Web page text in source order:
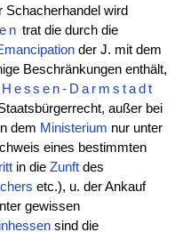
wird
trat die durch die
der J. mit dem
Beschränkungen enthält,
Hessen-Darmstadt
außer bei
dem Ministerium nur unter
eines bestimmten
in die Zunftdes
etc.), u. der Ankauf
gewissen
sind die